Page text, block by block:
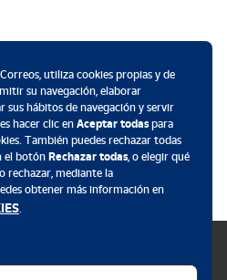
utiliza cookies propias y de
su navegación, elaborar
sus hábitos de navegación y servir
hacer clic en Aceptar todaspara
También puedes rechazar todas
el botón Rechazar todas, o elegir qué
rechazar, mediante la
obtener más información en
.